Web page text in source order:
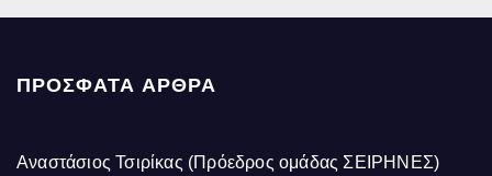
ΠΡΌΣΦΑΤΑ ΆΡΘΡΑ
Αναστάσιος Τσιρίκας (Πρόεδρος ομάδας ΣΕΙΡΗΝΕΣ)